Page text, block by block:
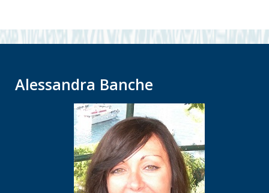
Alessandra Banche